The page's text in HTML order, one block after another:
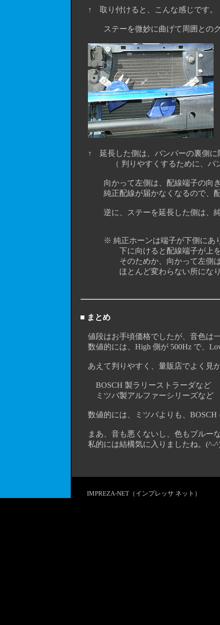
↑ 取り付けると、こんな感じです。
ステーを微妙に曲げて周囲とのクリ
↑ 延長した側は、バンパーの裏側に
（ 判りやすくするために、バンパ
向かって左側は、配線端子の向きに
純正配線が届かなくなるので、配
逆に、ステーを延長した側は、純正
※ 純正ホーンは端子が下側にありま
下に向けると配線端子が上を
そのためか、向かって左側は純正
ほとんど変わらない所になり
■ まとめ
値段はお手頃価格でしたが、音色は一
数値的には、High 側が 500Hz で、
あえて判りやすく、量販店でよく見か
BOSCH 製ラリーストラーダなど →
ミツバ製アルファーシリーズなど →
数値的には、ミツバよりも、BOSCH
まあ、音も悪くないし、色もブルーな
私的には結構気に入りましたね。(^-
IMPREZA-NET（インプレッサ ネット）